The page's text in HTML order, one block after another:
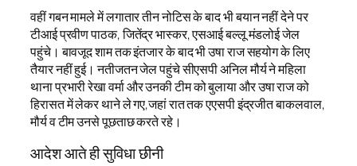
वहीं गबन मामले में लगातार तीन नोटिस के बाद भी बयान नहीं देने पर
टीआई प्रवीण पाठक, जितेंद्र भास्कर, एसआई बल्लू मंडलोई जेल
पहुंचे। बावजूद शाम तक इंतजार के बाद भी उषा राज सहयोग के लिए
तैयार नहीं हुई। नतीजतन जेल पहुंचे सीएसपी अनिल मौर्य ने महिला
थाना प्रभारी रेखा वर्मा और उनकी टीम को बुलाया और उषा राज को
हिरासत में लेकर थाने ले गए,जहां रात तक एएसपी इंद्रजीत बाकलवाल,
मौर्य व टीम उनसे पूछताछ करते रहे।
आदेश आते ही सुविधा छीनी